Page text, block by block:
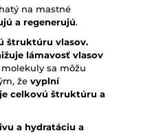
na mastné
a regenerujú.
štruktúru vlasov.
lámavosť vlasov
sa môžu
že vyplní
celkovú štruktúru a
a hydratáciu a